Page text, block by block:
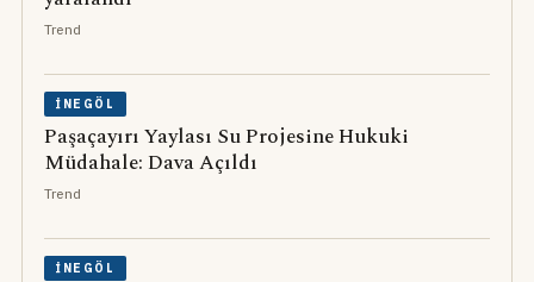
Trend
İNEGÖL
Paşaçayırı Yaylası Su Projesine Hukuki
Müdahale: Dava Açıldı
Trend
İNEGÖL